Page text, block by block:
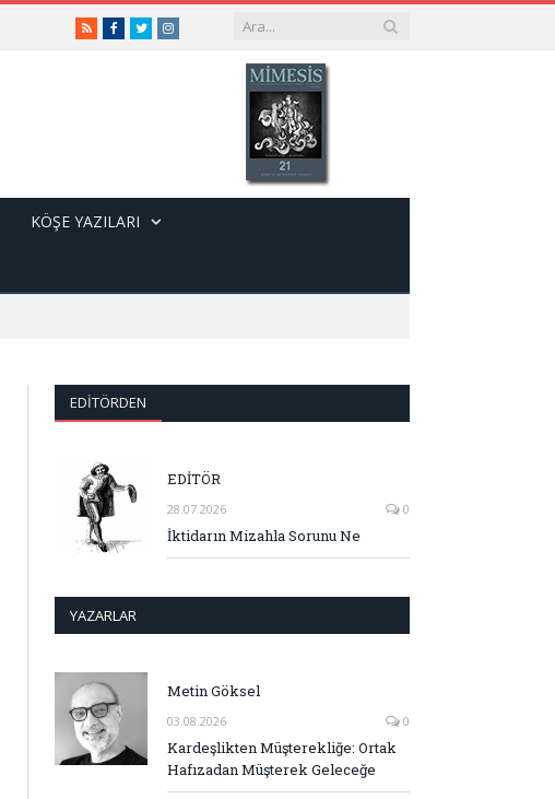
RSSFacebook
TwitterInstagram
KÖŞE YAZILARI
EDITÖRDEN
EDİTÖR
28.07.2026 0
İktidarın Mizahla Sorunu Ne
YAZARLAR
Metin Göksel
03.08.2026 0
Kardeşlikten Müşterekliğe: Ortak
Hafızadan Müşterek Geleceğe